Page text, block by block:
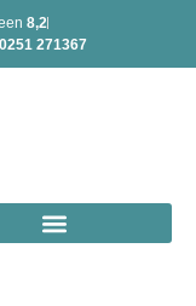
8,2
271367